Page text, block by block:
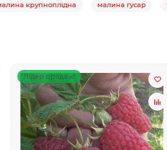
крупноплідна малина гусар
Лідер продаж!